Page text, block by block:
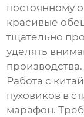
постоянному
красивые
тщательно
уделять
производства.
Работа с
пуховиков в
марафон.